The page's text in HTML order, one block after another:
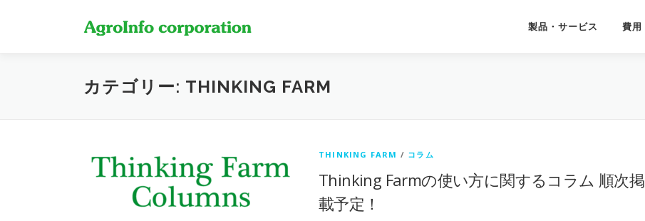
ン
製品・サービス 費用
カテゴリー: THINKING FARM
THINKING FARM / コラム
Thinking Farmの使い方に関するコラム 順次掲
載予定！